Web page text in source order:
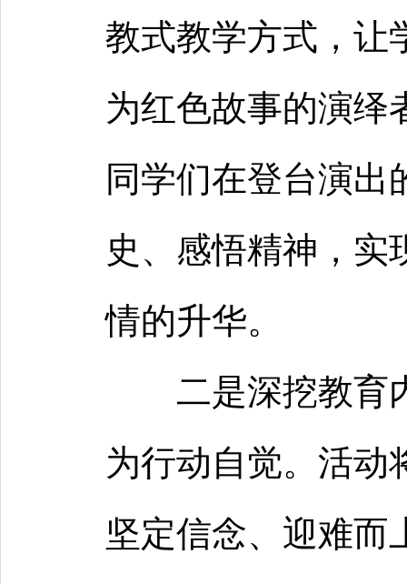
教式教学方式，让
为红色故事的演绎
同学们在登台演出
史、感悟精神，实
情的升华。
二是深挖教育
为行动自觉。活动
坚定信念、迎难而